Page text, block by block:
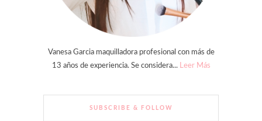
Vanesa Garcia maquilladora profesional con más de
13 años de experiencia. Se considera... Leer Más
SUBSCRIBE & FOLLOW